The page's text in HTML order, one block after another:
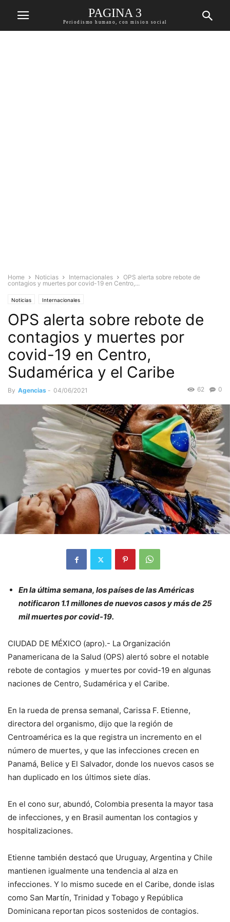
PAGINA 3
Periodismo humano, con mision social
Home Noticias Internacionales
OPS alerta sobre rebote de
contagios y muertes por covid-19 en Centro,...
Noticias Internacionales
OPS alerta sobre rebote de
contagios y muertes por
covid-19 en Centro,
Sudamérica y el Caribe
By Agencias - 04/06/2021 0
62
En la última semana, los países de las Américas
notificaron 1.1 millones de nuevos casos y más de 25
mil muertes por covid-19.
CIUDAD DE MÉXICO (apro).- La Organización
Panamericana de la Salud (OPS) alertó sobre el notable
rebote de contagios y muertes por covid-19 en algunas
naciones de Centro, Sudamérica y el Caribe.
En la rueda de prensa semanal, Carissa F. Etienne,
directora del organismo, dijo que la región de
Centroamérica es la que registra un incremento en el
número de muertes, y que las infecciones crecen en
Panamá, Belice y El Salvador, donde los nuevos casos se
han duplicado en los últimos siete días.
En el cono sur, abundó, Colombia presenta la mayor tasa
de infecciones, y en Brasil aumentan los contagios y
hospitalizaciones.
Etienne también destacó que Uruguay, Argentina y Chile
mantienen igualmente una tendencia al alza en
infecciones. Y lo mismo sucede en el Caribe, donde islas
como San Martín, Trinidad y Tobago y República
Dominicana reportan picos sostenidos de contagios.